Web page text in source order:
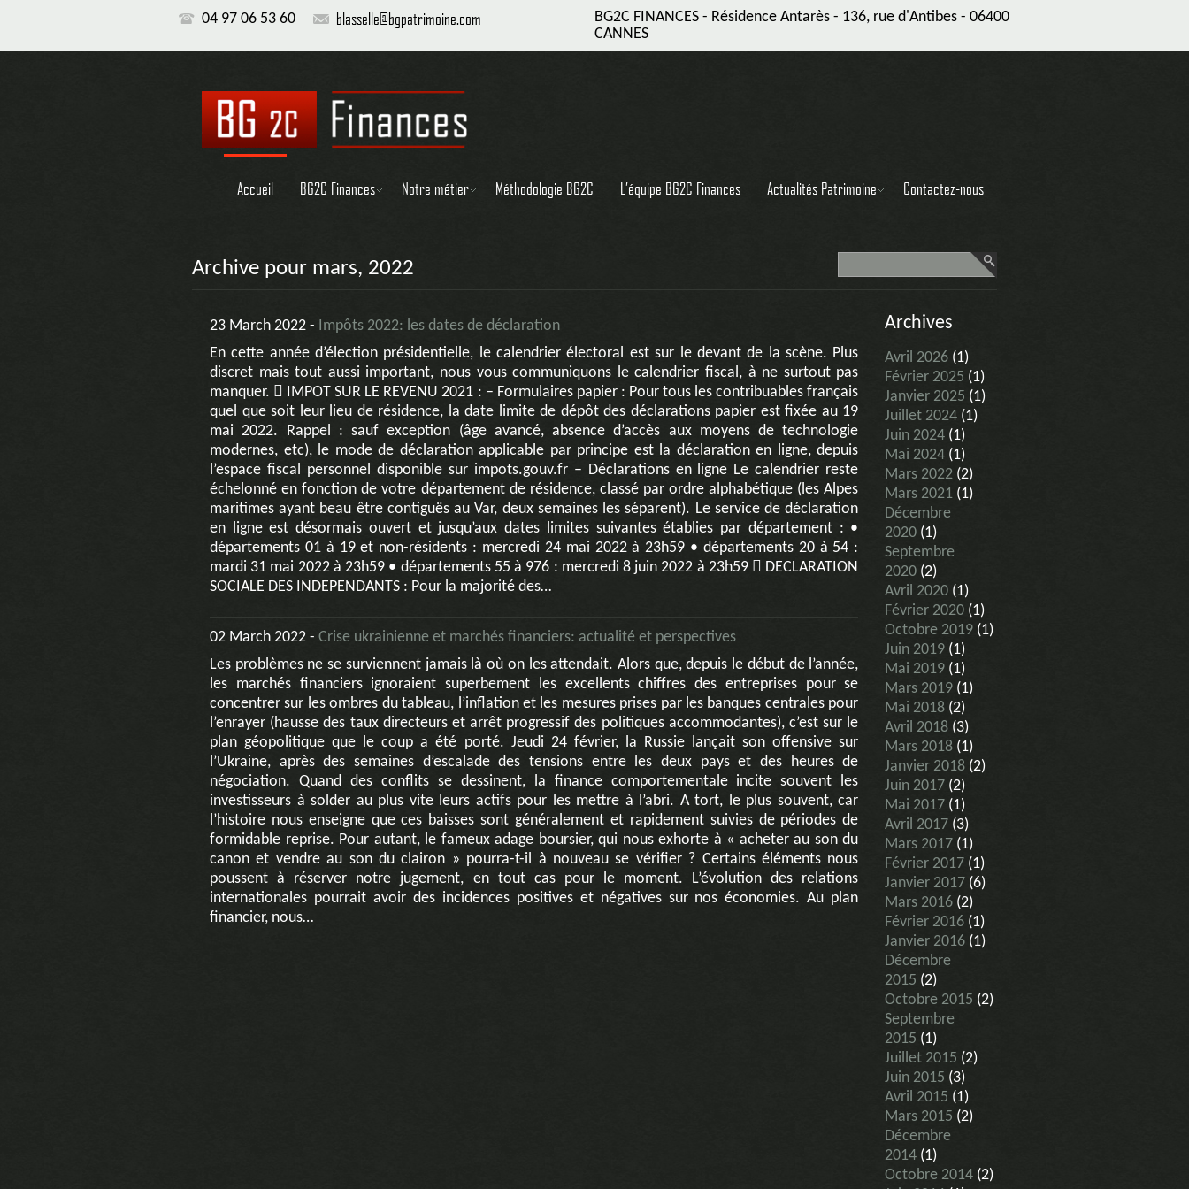
04 97 06 53 60 blasselle@bgpatrimoine.com
BG2C FINANCES - Résidence Antarès - 136, rue d'Antibes - 06400
CANNES
Accueil BG2C Finances Notre métier Méthodologie BG2C L’équipe BG2C Finances Actualités Patrimoine Contactez-nous
Archive pour mars, 2022
23 March 2022 - Impôts 2022: les dates de déclaration
En cette année d’élection présidentielle, le calendrier électoral est sur le devant de la scène. Plus
discret mais tout aussi important, nous vous communiquons le calendrier fiscal, à ne surtout pas
manquer.  IMPOT SUR LE REVENU 2021 : – Formulaires papier : Pour tous les contribuables français
quel que soit leur lieu de résidence, la date limite de dépôt des déclarations papier est fixée au 19
mai 2022. Rappel : sauf exception (âge avancé, absence d’accès aux moyens de technologie
modernes, etc), le mode de déclaration applicable par principe est la déclaration en ligne, depuis
l’espace fiscal personnel disponible sur impots.gouv.fr – Déclarations en ligne Le calendrier reste
échelonné en fonction de votre département de résidence, classé par ordre alphabétique (les Alpes
maritimes ayant beau être contiguës au Var, deux semaines les séparent). Le service de déclaration
en ligne est désormais ouvert et jusqu’aux dates limites suivantes établies par département : •
départements 01 à 19 et non-résidents : mercredi 24 mai 2022 à 23h59 • départements 20 à 54 :
mardi 31 mai 2022 à 23h59 • départements 55 à 976 : mercredi 8 juin 2022 à 23h59  DECLARATION
SOCIALE DES INDEPENDANTS : Pour la majorité des…
02 March 2022 - Crise ukrainienne et marchés financiers: actualité et perspectives
Les problèmes ne se surviennent jamais là où on les attendait. Alors que, depuis le début de l’année,
les marchés financiers ignoraient superbement les excellents chiffres des entreprises pour se
concentrer sur les ombres du tableau, l’inflation et les mesures prises par les banques centrales pour
l’enrayer (hausse des taux directeurs et arrêt progressif des politiques accommodantes), c’est sur le
plan géopolitique que le coup a été porté. Jeudi 24 février, la Russie lançait son offensive sur
l’Ukraine, après des semaines d’escalade des tensions entre les deux pays et des heures de
négociation. Quand des conflits se dessinent, la finance comportementale incite souvent les
investisseurs à solder au plus vite leurs actifs pour les mettre à l’abri. A tort, le plus souvent, car
l’histoire nous enseigne que ces baisses sont généralement et rapidement suivies de périodes de
formidable reprise. Pour autant, le fameux adage boursier, qui nous exhorte à « acheter au son du
canon et vendre au son du clairon » pourra-t-il à nouveau se vérifier ? Certains éléments nous
poussent à réserver notre jugement, en tout cas pour le moment. L’évolution des relations
internationales pourrait avoir des incidences positives et négatives sur nos économies. Au plan
financier, nous…
Archives
Avril 2026 (1)
Février 2025 (1)
Janvier 2025 (1)
Juillet 2024 (1)
Juin 2024 (1)
Mai 2024 (1)
Mars 2022 (2)
Mars 2021 (1)
Décembre
2020 (1)
Septembre
2020 (2)
Avril 2020 (1)
Février 2020 (1)
Octobre 2019 (1)
Juin 2019 (1)
Mai 2019 (1)
Mars 2019 (1)
Mai 2018 (2)
Avril 2018 (3)
Mars 2018 (1)
Janvier 2018 (2)
Juin 2017 (2)
Mai 2017 (1)
Avril 2017 (3)
Mars 2017 (1)
Février 2017 (1)
Janvier 2017 (6)
Mars 2016 (2)
Février 2016 (1)
Janvier 2016 (1)
Décembre
2015 (2)
Octobre 2015 (2)
Septembre
2015 (1)
Juillet 2015 (2)
Juin 2015 (3)
Avril 2015 (1)
Mars 2015 (2)
Décembre
2014 (1)
Octobre 2014 (2)